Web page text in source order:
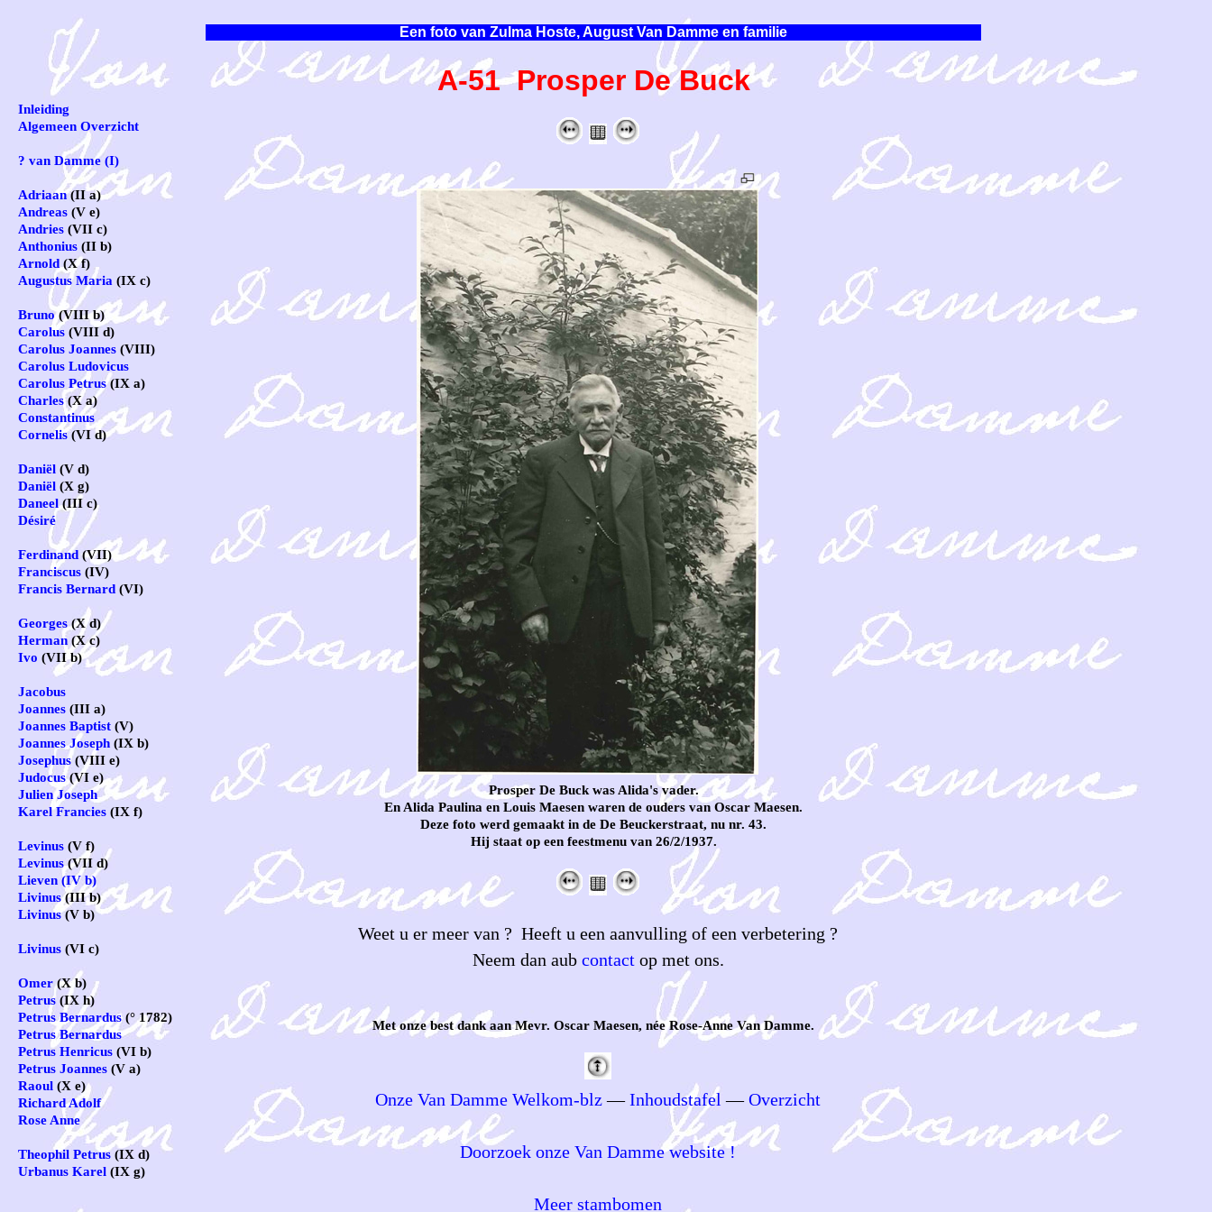
Een foto van Zulma Hoste, August Van Damme en familie
A-51 Prosper De Buck
Prosper De Buck was Alida's vader.
En Alida Paulina en Louis Maesen waren de ouders van Oscar Maesen.
Deze foto werd gemaakt in de De Beuckerstraat, nu nr. 43.
Hij staat op een feestmenu van 26/2/1937.
Weet u er meer van ? Heeft u een aanvulling of een verbetering ?
Neem dan aub contact op met ons.
Met onze best dank aan Mevr. Oscar Maesen, née Rose-Anne Van Damme.
Onze Van Damme Welkom-blz—Inhoudstafel —Overzicht
Doorzoek onze Van Damme website !
Meer stambomen
Inleiding
Algemeen Overzicht
? van Damme (I)
Adriaan(II a)
Andreas (V e)
Andries (VII c)
Anthonius (II b)
Arnold (X f)
Augustus Maria (IX c)
Bruno(VIII b)
Carolus (VIII d)
Carolus Joannes (VIII)
Carolus Ludovicus
Carolus Petrus(IX a)
Charles(X a)
Constantinus
Cornelis(VI d)
Daniël (V d)
Daniël (X g)
Daneel(III c)
Désiré
Ferdinand (VII)
Franciscus (IV)
Francis Bernard (VI)
Georges (X d)
Herman (X c)
Ivo (VII b)
Jacobus
Joannes (III a)
Joannes Baptist (V)
Joannes Joseph (IX b)
Josephus(VIII e)
Judocus(VI e)
Julien Joseph
Karel Francies (IX f)
Levinus (V f)
Levinus(VII d)
Lieven (IV b)
Livinus(III b)
Livinus(V b)
Livinus (VI c)
Omer(X b)
Petrus (IX h)
Petrus Bernardus(° 1782)
Petrus Bernardus
Petrus Henricus (VI b)
Petrus Joannes (V a)
Raoul (X e)
Richard Adolf
Rose Anne
Theophil Petrus (IX d)
Urbanus Karel (IX g)